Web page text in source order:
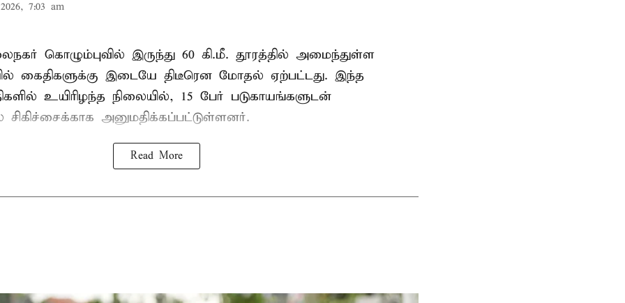
7:03 am
கொழும்புவில் இருந்து 60 கி.மீ. தூரத்தில் அமைந்துள்ள
கைதிகளுக்கு இடையே திடீரென மோதல் ஏற்பட்டது. இந்த
உயிரிழந்த நிலையில், 15 பேர் படுகாயங்களுடன்
சிகிச்சைக்காக அனுமதிக்கப்பட்டுள்ளனர்.
Read More